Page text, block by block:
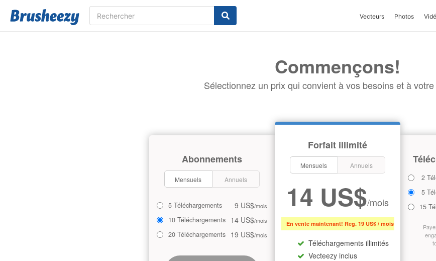
Vecteurs Photos
Commençons!
Sélectionnez un prix qui convient à vos besoins et à
Forfait illimité
Mensuels Annuels
14 US$/mois
En vente maintenant! Reg. 19 US$ / mois
Téléchargements illimités
Vecteezy inclus
Abonnements
Mensuels Annuels
5 Téléchargements 9 US$/mois
10 Téléchargements 14 US$/mois
20 Téléchargements 19 US$/mois
2
5
15